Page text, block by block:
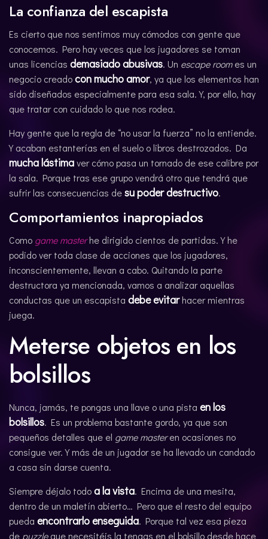
La confianza del escapista
Es cierto que nos sentimos muy cómodos con gente que
conocemos. Pero hay veces que los jugadores se toman
unas licencias demasiado abusivas. Un escape roomes un
negocio creadocon mucho amor, ya que los elementos han
sido diseñados especialmente para esa sala. Y, por ello, hay
que tratar con cuidado lo que nos rodea.
Hay gente que la regla de “no usar la fuerza” no la entiende.
Y acaban estanterías en el suelo o libros destrozados. Da
mucha lástimaver cómo pasa un tornado de ese calibre por
la sala. Porque tras ese grupo vendrá otro que tendrá que
sufrir las consecuencias desu poder destructivo.
Comportamientos inapropiados
Como game masterhe dirigido cientos de partidas. Y he
podido ver toda clase de acciones que los jugadores,
inconscientemente, llevan a cabo. Quitando la parte
destructora ya mencionada, vamos a analizar aquellas
conductas que un escapista debe evitarhacer mientras
juega.
Meterse objetos en los
bolsillos
Nunca, jamás, te pongas una llave o una pista en los
bolsillos. Es un problema bastante gordo, ya que son
pequeños detalles que el game masteren ocasiones no
consigue ver. Y más de un jugador se ha llevado un candado
a casa sin darse cuenta.
Siempre déjalo todoa la vista. Encima de una mesita,
dentro de un maletín abierto… Pero que el resto del equipo
pueda encontrarlo enseguida. Porque tal vez esa pieza
de puzzleque necesitéis la tengas en el bolsillo desde hace